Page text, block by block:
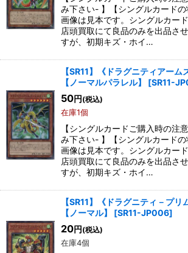
絞り込む
み下さい- 】【シングルカードの
画像は見本です。シングルカー
店頭買取にて良品のみを出品さ
すが、初期キズ・ホイ…
【SR11】《ドラグニティアーム
【ノーマルパラレル】
[SR11-
50円 (税込)
在庫1個
【シングルカードご購入時の注
み下さい- 】【シングルカードの
画像は見本です。シングルカー
店頭買取にて良品のみを出品さ
すが、初期キズ・ホイ…
【SR11】《ドラグニティ－プリ
【ノーマル】
[SR11-JP006]
20円 (税込)
在庫4個